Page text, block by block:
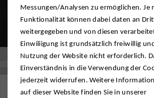
Digitale
Messungen/Analysen zu ermöglichen. Je
Funktionalität können dabei daten an
weitergegeben und von diesen
Einwiliigung ist grundsätzlich freiwillig
Nutzung der Website nicht erforderlich.
Einverständnis in die Verwendung der
jederzeit widerrufen. Weitere
auf dieser Website finden Sie in unserer